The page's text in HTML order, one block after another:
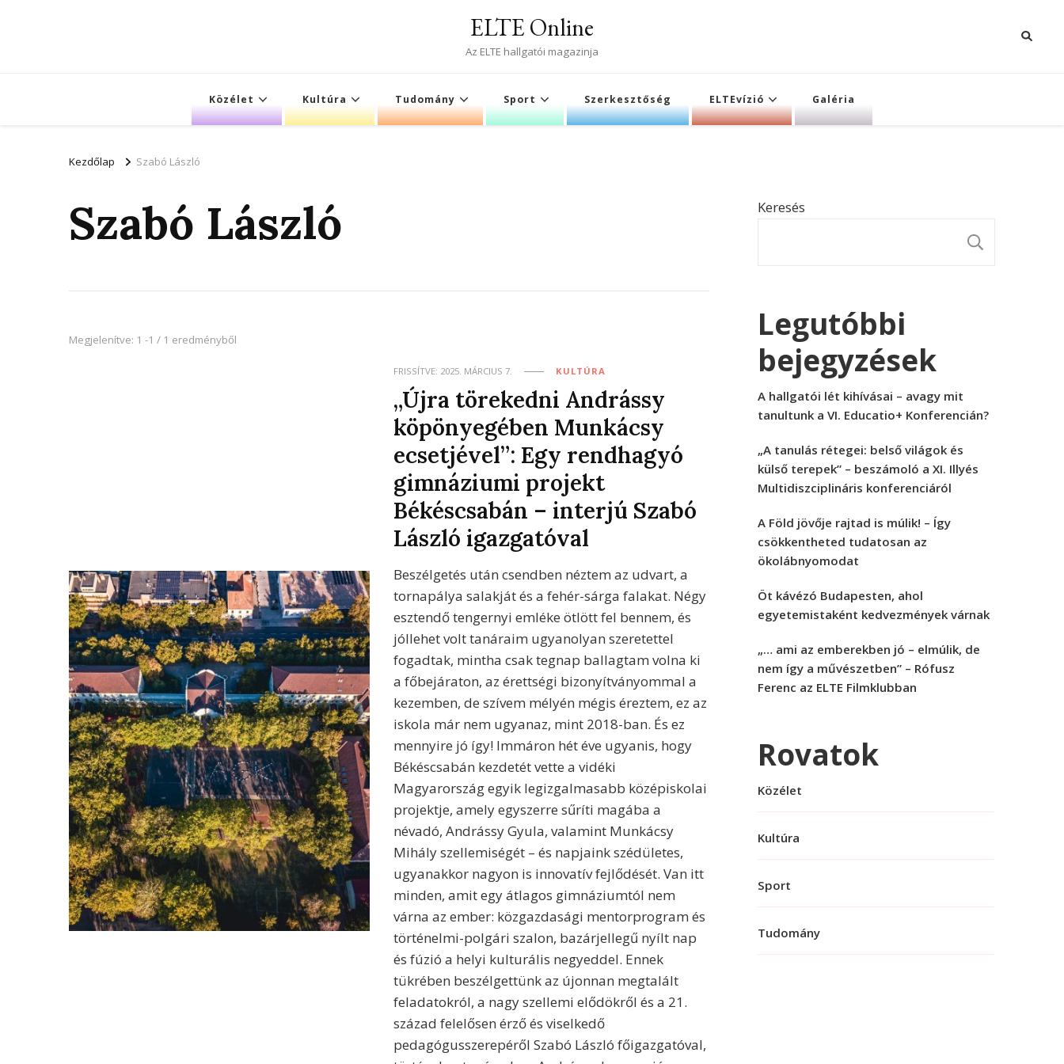
ELTE Online
Az ELTE hallgatói magazinja
Közélet Kultúra Tudomány Sport Szerkesztőség ELTEvízió Galéria
Kezdőlap Szabó László
Szabó László
Megjelenítve: 1 -1 / 1 eredményből
FRISSÍTVE: 2025. MÁRCIUS 7. KULTÚRA
„Újra törekedni Andrássy
köpönyegében Munkácsy
ecsetjével”: Egy rendhagyó
gimnáziumi projekt
Békéscsabán – interjú Szabó
László igazgatóval
Beszélgetés után csendben néztem az udvart, a
tornapálya salakját és a fehér-sárga falakat. Négy
esztendő tengernyi emléke ötlött fel bennem, és
jóllehet volt tanáraim ugyanolyan szeretettel
fogadtak, mintha csak tegnap ballagtam volna ki
a főbejáraton, az érettségi bizonyítványommal a
kezemben, de szívem mélyén mégis éreztem, ez az
iskola már nem ugyanaz, mint 2018-ban. És ez
mennyire jó így! Immáron hét éve ugyanis, hogy
Békéscsabán kezdetét vette a vidéki
Magyarország egyik legizgalmasabb középiskolai
projektje, amely egyszerre sűríti magába a
névadó, Andrássy Gyula, valamint Munkácsy
Mihály szellemiségét – és napjaink szédületes,
ugyanakkor nagyon is innovatív fejlődését. Van itt
minden, amit egy átlagos gimnáziumtól nem
várna az ember: közgazdasági mentorprogram és
történelmi-polgári szalon, bazárjellegű nyílt nap
és fúzió a helyi kulturális negyeddel. Ennek
tükrében beszélgettünk az újonnan megtalált
feladatokról, a nagy szellemi elődökről és a 21.
század felelősen érző és viselkedő
pedagógusszerepéről Szabó László főigazgatóval,
Keresés
Legutóbbi
bejegyzések
A hallgatói lét kihívásai – avagy mit
tanultunk a VI. Educatio+ Konferencián?
„A tanulás rétegei: belső világok és
külső terepek” – beszámoló a XI. Illyés
Multidiszciplináris konferenciáról
A Föld jövője rajtad is múlik! – Így
csökkentheted tudatosan az
ökolábnyomodat
Öt kávézó Budapesten, ahol
egyetemistaként kedvezmények várnak
„… ami az emberekben jó – elmúlik, de
nem így a művészetben” – Rófusz
Ferenc az ELTE Filmklubban
Rovatok
Közélet
Kultúra
Sport
Tudomány